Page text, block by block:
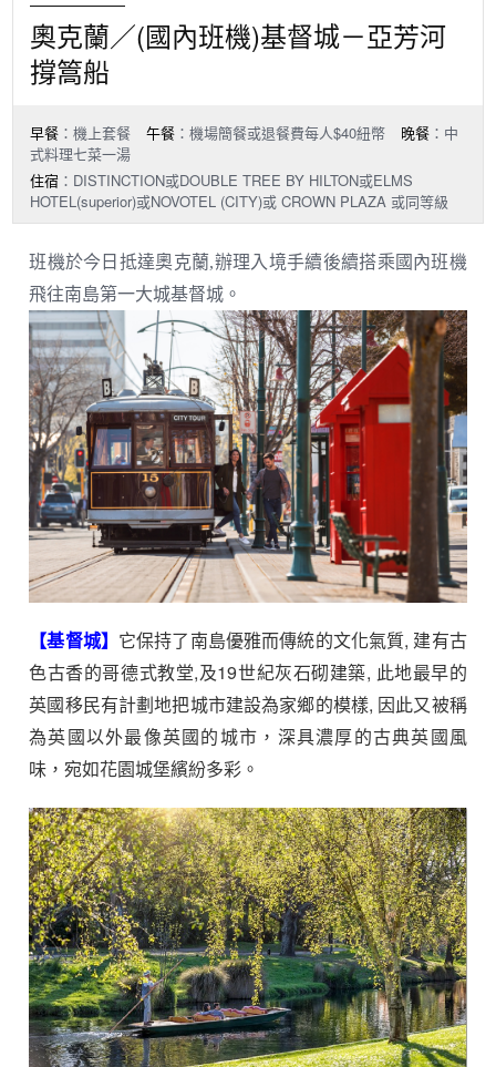
奧克蘭／(國內班機)基督城－亞芳河
撐篙船
早餐 ：機上套餐 午餐 ：機場簡餐或退餐費每人$40紐幣 晚餐 ：中
式料理七菜一湯
住宿 ：DISTINCTION或DOUBLE TREE BY HILTON或ELMS
HOTEL(superior)或NOVOTEL (CITY)或 CROWN PLAZA 或同等級
班機於今日抵達奧克蘭,辦理入境手續後續搭乘國內班機
飛往南島第一大城基督城。
【基督城】 它保持了南島優雅而傳統的文化氣質, 建有古
色古香的哥德式教堂,及19世紀灰石砌建築, 此地最早的
英國移民有計劃地把城市建設為家鄉的模樣, 因此又被稱
為英國以外最像英國的城市，深具濃厚的古典英國風
味，宛如花園城堡繽紛多彩。